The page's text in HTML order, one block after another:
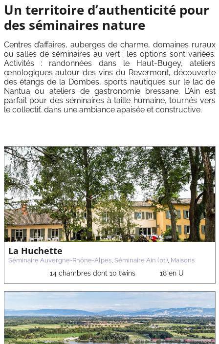
Un territoire d’authenticité pour
des séminaires nature
Centres d’affaires, auberges de charme, domaines ruraux
ou salles de séminaires au vert : les options sont variées.
Activités : randonnées dans le Haut-Bugey, ateliers
œnologiques autour des vins du Revermont, découverte
des étangs de la Dombes, sports nautiques sur le lac de
Nantua ou ateliers de gastronomie bressane. L’Ain est
parfait pour des séminaires à taille humaine, tournés vers
le collectif, dans une ambiance apaisée et constructive.
La Huchette
Séminaire Auvergne-Rhône-Alpes, Séminaire Ain (01), Maisons
14 chambres dont 10 twins 18 en U